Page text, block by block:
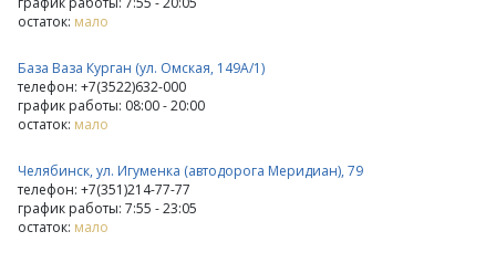
остаток: мало
База Ваза Курган (ул. Омская, 149А/1)
телефон: +7(3522)632-000
график работы: 08:00 - 20:00
остаток: мало
Челябинск, ул. Игуменка (автодорога Меридиан), 79
телефон: +7(351)214-77-77
график работы: 7:55 - 23:05
остаток: мало